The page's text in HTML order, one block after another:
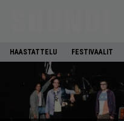
HAASTATTELU FESTIVAALIT